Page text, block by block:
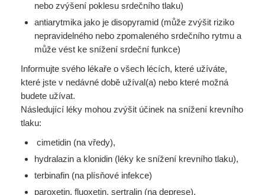
nebo zvýšení poklesu srdečního tlaku)
antiarytmika jako je disopyramid (může zvýšit riziko
nepravidelného nebo zpomaleného srdečního rytmu a
může vést ke snížení srdeční funkce)
Informujte svého lékaře o všech lécích, které užíváte,
které jste v nedávné době užíval(a) nebo které možná
budete užívat.
Následující léky mohou zvýšit účinek na snížení krevního
tlaku:
cimetidin (na vředy),
hydralazin a klonidin (léky ke snížení krevního tlaku),
terbinafin (na plísňové infekce)
paroxetin, fluoxetin, sertralin (na deprese),